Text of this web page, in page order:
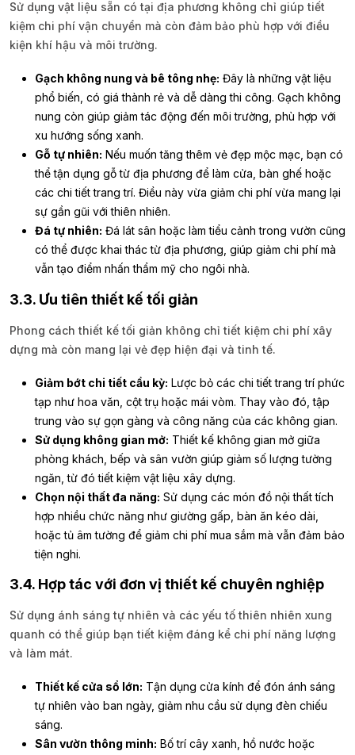
Sử dụng vật liệu sẵn có tại địa phương không chỉ giúp tiết
kiệm chi phí vận chuyển mà còn đảm bảo phù hợp với điều
kiện khí hậu và môi trường.
Gạch không nung và bê tông nhẹ: Đây là những vật liệu
phổ biến, có giá thành rẻ và dễ dàng thi công. Gạch không
nung còn giúp giảm tác động đến môi trường, phù hợp với
xu hướng sống xanh.
Gỗ tự nhiên: Nếu muốn tăng thêm vẻ đẹp mộc mạc, bạn có
thể tận dụng gỗ từ địa phương để làm cửa, bàn ghế hoặc
các chi tiết trang trí. Điều này vừa giảm chi phí vừa mang lại
sự gần gũi với thiên nhiên.
Đá tự nhiên: Đá lát sân hoặc làm tiểu cảnh trong vườn cũng
có thể được khai thác từ địa phương, giúp giảm chi phí mà
vẫn tạo điểm nhấn thẩm mỹ cho ngôi nhà.
3.3. Ưu tiên thiết kế tối giản
Phong cách thiết kế tối giản không chỉ tiết kiệm chi phí xây
dựng mà còn mang lại vẻ đẹp hiện đại và tinh tế.
Giảm bớt chi tiết cầu kỳ: Lược bỏ các chi tiết trang trí phức
tạp như hoa văn, cột trụ hoặc mái vòm. Thay vào đó, tập
trung vào sự gọn gàng và công năng của các không gian.
Sử dụng không gian mở: Thiết kế không gian mở giữa
phòng khách, bếp và sân vườn giúp giảm số lượng tường
ngăn, từ đó tiết kiệm vật liệu xây dựng.
Chọn nội thất đa năng: Sử dụng các món đồ nội thất tích
hợp nhiều chức năng như giường gấp, bàn ăn kéo dài,
hoặc tủ âm tường để giảm chi phí mua sắm mà vẫn đảm bảo
tiện nghi.
3.4. Hợp tác với đơn vị thiết kế chuyên nghiệp
Sử dụng ánh sáng tự nhiên và các yếu tố thiên nhiên xung
quanh có thể giúp bạn tiết kiệm đáng kể chi phí năng lượng
và làm mát.
Thiết kế cửa sổ lớn: Tận dụng cửa kính để đón ánh sáng
tự nhiên vào ban ngày, giảm nhu cầu sử dụng đèn chiếu
sáng.
Sân vườn thông minh: Bố trí cây xanh, hồ nước hoặc